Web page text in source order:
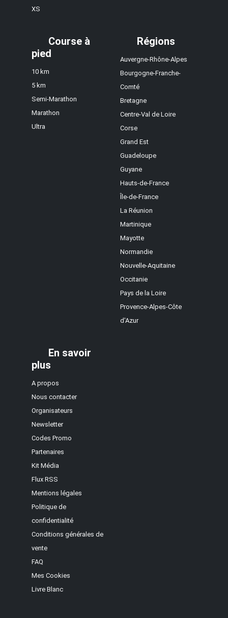
XS
Course à
pied
10 km
5 km
Semi-Marathon
Marathon
Ultra
Régions
Auvergne-Rhône-Alpes
Bourgogne-Franche-
Comté
Bretagne
Centre-Val de Loire
Corse
Grand Est
Guadeloupe
Guyane
Hauts-de-France
Île-de-France
La Réunion
Martinique
Mayotte
Normandie
Nouvelle-Aquitaine
Occitanie
Pays de la Loire
Provence-Alpes-Côte
d'Azur
En savoir
plus
A propos
Nous contacter
Organisateurs
Newsletter
Codes Promo
Partenaires
Kit Média
Flux RSS
Mentions légales
Politique de
confidentialité
Conditions générales de
vente
FAQ
Mes Cookies
Livre Blanc